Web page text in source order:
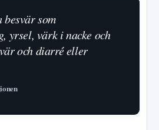
som
yrsel, värk i nacke och
och diarré eller